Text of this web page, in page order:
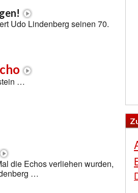
Udo Lindenberg seinen 70.
…
die Echos verliehen wurden,
…